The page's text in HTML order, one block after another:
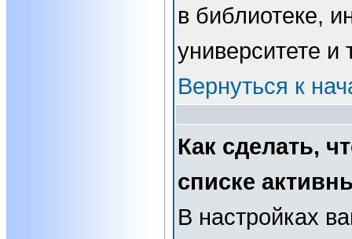
в библиотеке,
университете и
Вернуться к
Как сделать,
списке
В настройках